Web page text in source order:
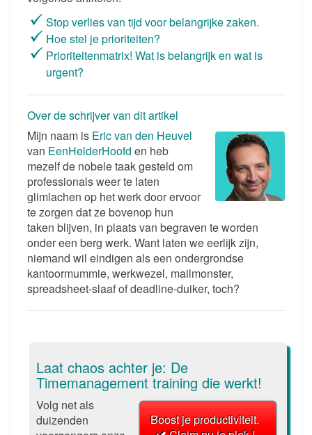
Stop verlies van tijd voor belangrijke zaken.
Hoe stel je prioriteiten?
Prioriteitenmatrix! Wat is belangrijk en wat is
urgent?
Over de schrijver van dit artikel
Mijn naam is Eric van den Heuvel
van EenHelderHoofd en heb
mezelf de nobele taak gesteld om
professionals weer te laten
glimlachen op het werk door ervoor
te zorgen dat ze bovenop hun
taken blijven, in plaats van begraven te worden
onder een berg werk. Want laten we eerlijk zijn,
niemand wil eindigen als een ondergrondse
kantoormummie, werkwezel, mailmonster,
spreadsheet-slaaf of deadline-duiker, toch?
Laat chaos achter je: De
Timemanagement training die werkt!
Boost je productiviteit.
Volg net als
duizenden